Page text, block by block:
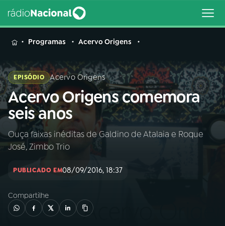
MENU
Buscar
na
Rádio
Nacional
Buscar
02A RÁDIO
Programas Acervo Origens
EPISÓDIO Acervo Origens
Acervo Origens comemora
seis anos
Ouça faixas inéditas de Galdino de Atalaia e Roque
José, Zimbo Trio
PUBLICADO EM08/09/2016, 18:37
Compartilhe